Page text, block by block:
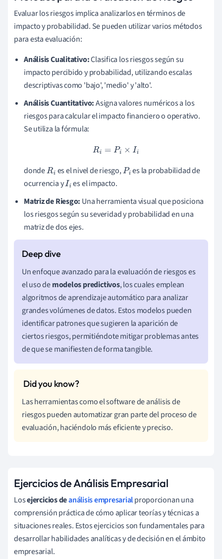
Evaluar los riesgos implica analizarlos en términos de
impacto y probabilidad. Se pueden utilizar varios métodos
para esta evaluación:
Análisis Cualitativo:Clasifica los riesgos según su
impacto percibido y probabilidad, utilizando escalas
descriptivas como 'bajo', 'medio' y 'alto'.
Análisis Cuantitativo:Asigna valores numéricos a los
riesgos para calcular el impacto financiero o operativo.
Se utiliza la fórmula:
Ri=Pi× Ii
dondeRi es el nivel de riesgo,Pi es la probabilidad de
ocurrencia yIi es el impacto.
Matriz de Riesgo: Una herramienta visual que posiciona
los riesgos según su severidad y probabilidad en una
matriz de dos ejes.
Un enfoque avanzado para la evaluación de riesgos es
el uso demodelos predictivos, los cuales emplean
algoritmos de aprendizaje automático para analizar
grandes volúmenes de datos. Estos modelos pueden
identificar patrones que sugieren la aparición de
ciertos riesgos, permitiéndote mitigar problemas antes
de que se manifiesten de forma tangible.
Las herramientas como el software de análisis de
riesgos pueden automatizar gran parte del proceso de
evaluación, haciéndolo más eficiente y preciso.
Ejercicios de Análisis Empresarial
Losejercicios deanálisis empresarialproporcionan una
comprensión práctica de cómo aplicar teorías y técnicas a
situaciones reales. Estos ejercicios son fundamentales para
desarrollar habilidades analíticas y de decisión en el ámbito
empresarial.